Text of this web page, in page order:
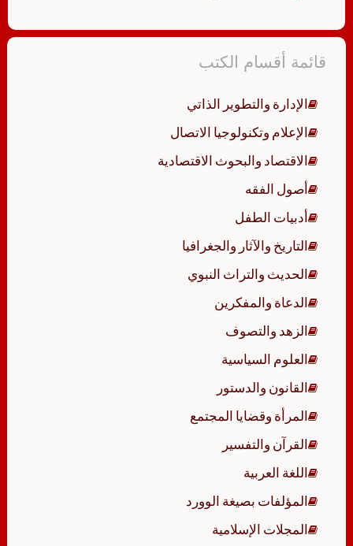
قائمة أقسام الكتب
الإدارة والتطوير الذاتي
الإعلام وتكنولوجيا الاتصال
الاقتصاد والبحوث الاقتصادية
أصول الفقه
أدبيات الطفل
التاريخ والآثار والجغرافيا
الحديث والتراث النبوي
الدعاة والمفكرين
الزهد والتصوف
العلوم السياسية
القانون والدستور
المرأة وقضايا المجتمع
القرآن والتفسير
اللغة العربية
المؤلفات بصيغة الوورد
المجلات الإسلامية